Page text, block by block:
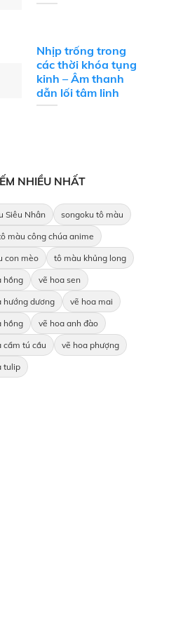
Nhịp trống trong
các thời khóa tụng
kinh – Âm thanh
dẫn lối tâm linh
NHIỀU NHẤT
Siêu Nhân songoku tô màu
màu công chúa anime
con mèo tô màu khủng long
hồng vẽ hoa sen
hướng dương vẽ hoa mai
hồng vẽ hoa anh đào
cẩm tú cầu vẽ hoa phượng
tulip